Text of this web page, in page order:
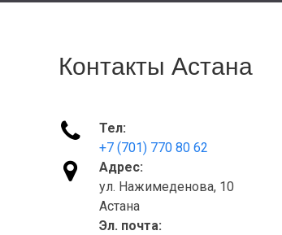
Контакты Астана


Тел:
+7 (701) 770 80 62
Адрес:
ул. Нажимеденова, 10
Астана
Эл. почта: